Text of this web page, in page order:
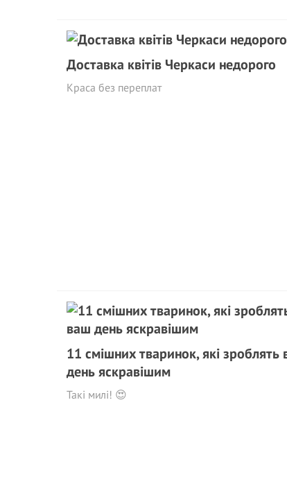
Доставка квітів Черкаси недорого
Краса без переплат
11 смішних тваринок, які зроблять
день яскравішим
Такі милі! 😍